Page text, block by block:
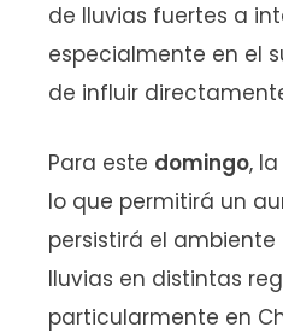
de lluvias fuertes a
especialmente en el
de influir
Para este domingo,
lo que permitirá un
persistirá el
lluvias en distintas
particularmente en